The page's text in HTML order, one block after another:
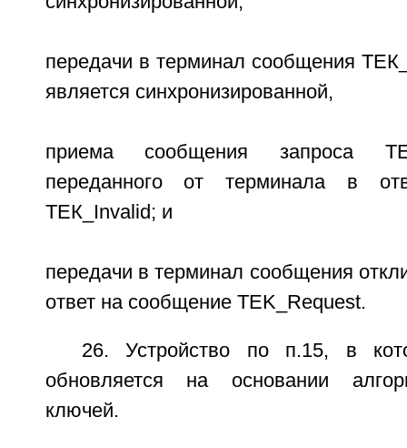
передачи в терминал сообщения
является синхронизированной,
приема сообщения запроса
переданного от терминала в
ТЕК_Invalid; и
передачи в терминал сообщения
ответ на сообщение TEK_Request.
26. Устройство по п.15, в
обновляется на основании
ключей.